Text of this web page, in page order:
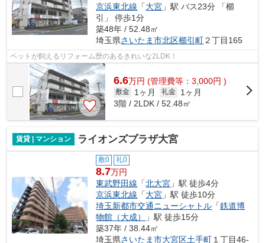
京浜東北線 「大宮 」駅 バス23分 「櫛
引」 停歩1分
築48年 / 52.48㎡
埼玉県さいたま市北区櫛引町２丁目165
ペットが飼えるリフォーム歴のあるきれいな2LDK！
6.6万円 (管理費等：3,000円 )
敷金 1ヶ月 礼金
1ヶ月
3階 / 2LDK / 52.48㎡
賃貸 | マンション ライオンズプラザ大宮
敷0 礼0
8.7万円
東武野田線 「北大宮 」駅 徒歩4分
京浜東北線 「大宮 」駅 徒歩10分
埼玉新都市交通ニューシャトル 「鉄道博
物館（大成）
」駅 徒歩15分
築37年 / 38.44㎡
埼玉県さいたま市大宮区土手町 １丁目46-